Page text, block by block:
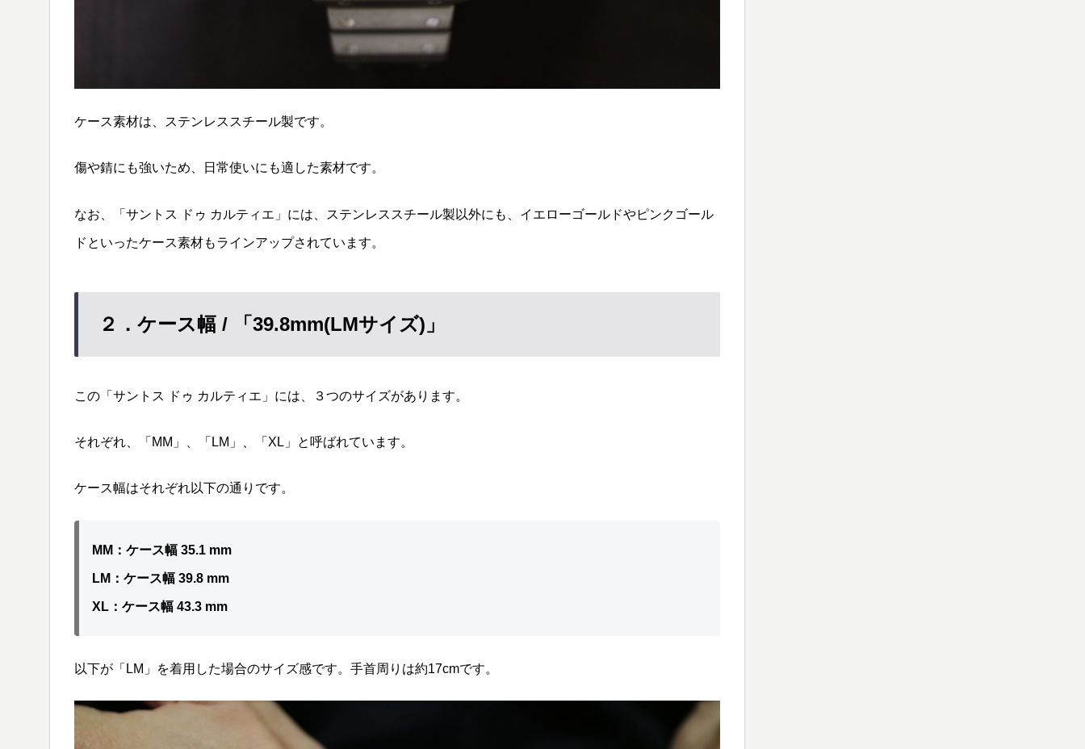
ケース素材は、ステンレススチール製です。
傷や錆にも強いため、日常使いにも適した素材です。
なお、「サントス ドゥ カルティエ」には、ステンレススチール製以外にも、イエローゴールドやピンクゴール
ドといったケース素材もラインアップされています。
２．ケース幅 / 「39.8mm(LMサイズ)」
この「サントス ドゥ カルティエ」には、３つのサイズがあります。
それぞれ、「MM」、「LM」、「XL」と呼ばれています。
ケース幅はそれぞれ以下の通りです。
MM：ケース幅 35.1 mm
LM：ケース幅 39.8 mm
XL：ケース幅 43.3 mm
以下が「LM」を着用した場合のサイズ感です。手首周りは約17cmです。